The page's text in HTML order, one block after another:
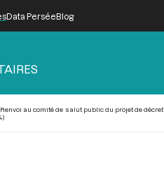
Data PerséeBlog
Renvoi au comité de salut public du projet de